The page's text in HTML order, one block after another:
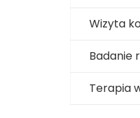
Wizyta
Badanie
Terapia